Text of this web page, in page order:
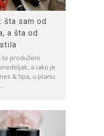
šta sam od
a šta od
to produženi
a iako je
& Spa, u planu